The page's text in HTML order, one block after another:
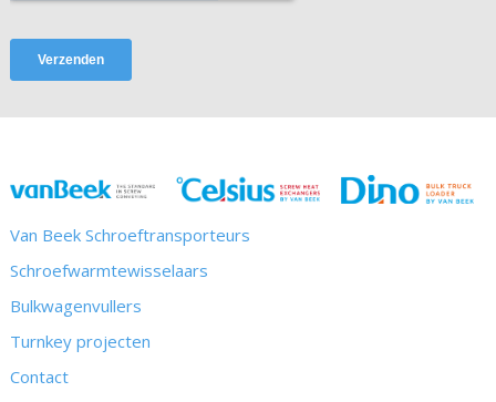
Van Beek Schroeftransporteurs
Schroefwarmtewisselaars
Bulkwagenvullers
Turnkey projecten
Contact